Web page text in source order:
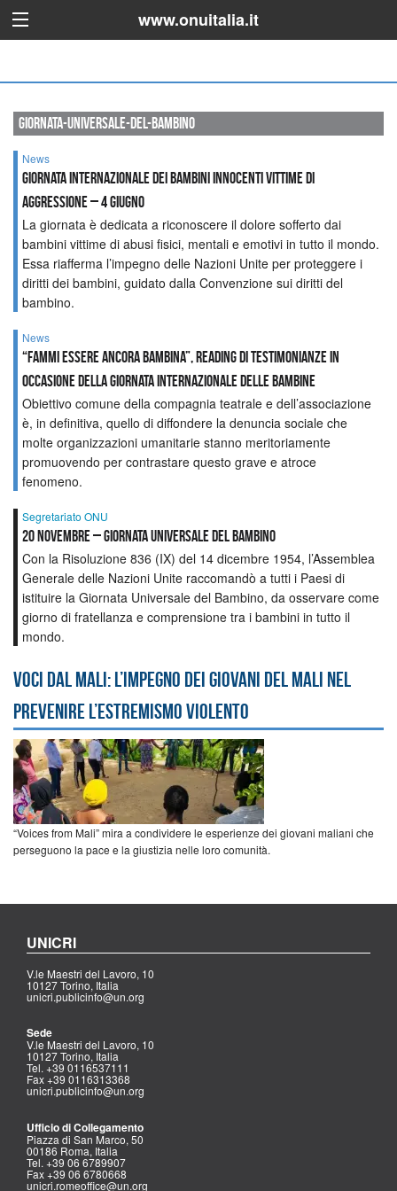
www.onuitalia.it
giornata-universale-del-bambino
News
Giornata Internazionale dei bambini innocenti vittime di
aggressione – 4 giugno
La giornata è dedicata a riconoscere il dolore sofferto dai
bambini vittime di abusi fisici, mentali e emotivi in tutto il mondo.
Essa riafferma l’impegno delle Nazioni Unite per proteggere i
diritti dei bambini, guidato dalla Convenzione sui diritti del
bambino.
News
“Fammi essere ancora bambina”, reading di testimonianze in
occasione della Giornata Internazionale delle Bambine
Obiettivo comune della compagnia teatrale e dell’associazione
è, in definitiva, quello di diffondere la denuncia sociale che
molte organizzazioni umanitarie stanno meritoriamente
promuovendo per contrastare questo grave e atroce
fenomeno.
Segretariato ONU
20 NOVEMBRE – GIORNATA UNIVERSALE DEL BAMBINO
Con la Risoluzione 836 (IX) del 14 dicembre 1954, l’Assemblea
Generale delle Nazioni Unite raccomandò a tutti i Paesi di
istituire la Giornata Universale del Bambino, da osservare come
giorno di fratellanza e comprensione tra i bambini in tutto il
mondo.
Voci dal Mali: l’impegno dei giovani del Mali nel
prevenire l’estremismo violento
“Voices from Mali” mira a condividere le esperienze dei giovani maliani che
perseguono la pace e la giustizia nelle loro comunità.
UNICRI
V.le Maestri del Lavoro, 10
10127 Torino, Italia
unicri.publicinfo@un.org
Sede
V.le Maestri del Lavoro, 10
10127 Torino, Italia
Tel. +39 0116537111
Fax +39 0116313368
unicri.publicinfo@un.org
Ufficio di Collegamento
Piazza di San Marco, 50
00186 Roma, Italia
Tel. +39 06 6789907
Fax +39 06 6780668
unicri.romeoffice@un.org